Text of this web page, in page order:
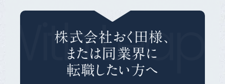
Leap
株式会社おく田様、
または同業界に
転職したい方へ